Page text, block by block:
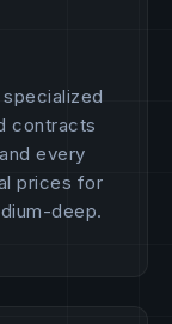
specialized
contracts
every
prices for
deep.